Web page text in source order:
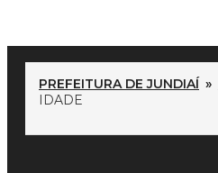
PREFEITURA DE JUNDIAÍ »
IDADE